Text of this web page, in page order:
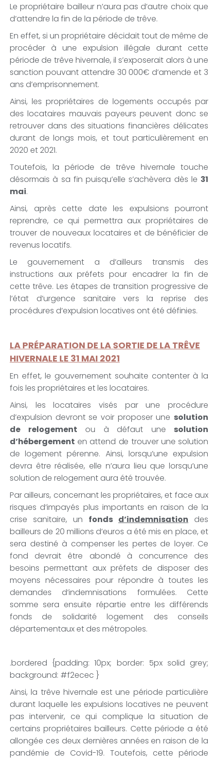
Le propriétaire bailleur n’aura pas d’autre choix que
d’attendre la fin de la période de trêve.
En effet, si un propriétaire décidait tout de même de
procéder à une expulsion illégale durant cette
période de trêve hivernale, il s’exposerait alors à une
sanction pouvant attendre 30 000€ d’amende et 3
ans d’emprisonnement.
Ainsi, les propriétaires de logements occupés par
des locataires mauvais payeurs peuvent donc se
retrouver dans des situations financières délicates
durant de longs mois, et tout particulièrement en
2020 et 2021.
Toutefois, la période de trêve hivernale touche
désormais à sa fin puisqu’elle s’achèvera dès le 31
mai.
Ainsi, après cette date les expulsions pourront
reprendre, ce qui permettra aux propriétaires de
trouver de nouveaux locataires et de bénéficier de
revenus locatifs.
Le gouvernement a d’ailleurs transmis des
instructions aux préfets pour encadrer la fin de
cette trêve. Les étapes de transition progressive de
l’état d’urgence sanitaire vers la reprise des
procédures d’expulsion locatives ont été définies.
LA PRÉPARATION DE LA SORTIE DE LA TRÊVE
HIVERNALE LE 31 MAI 2021
En effet, le gouvernement souhaite contenter à la
fois les propriétaires et les locataires.
Ainsi, les locataires visés par une procédure
d’expulsion devront se voir proposer une solution
de relogement ou à défaut une solution
d’hébergement en attend de trouver une solution
de logement pérenne. Ainsi, lorsqu’une expulsion
devra être réalisée, elle n’aura lieu que lorsqu’une
solution de relogement aura été trouvée.
Par ailleurs, concernant les propriétaires, et face aux
risques d’impayés plus importants en raison de la
crise sanitaire, un fonds d’indemnisation des
bailleurs de 20 millions d’euros a été mis en place, et
sera destiné à compenser les pertes de loyer. Ce
fond devrait être abondé à concurrence des
besoins permettant aux préfets de disposer des
moyens nécessaires pour répondre à toutes les
demandes d’indemnisations formulées. Cette
somme sera ensuite répartie entre les différends
fonds de solidarité logement des conseils
départementaux et des métropoles.
.bordered {padding: 10px; border: 5px solid grey;
background: #f2ecec }
Ainsi, la trêve hivernale est une période particulière
durant laquelle les expulsions locatives ne peuvent
pas intervenir, ce qui complique la situation de
certains propriétaires bailleurs. Cette période a été
allongée ces deux dernières années en raison de la
pandémie de Covid-19. Toutefois, cette période